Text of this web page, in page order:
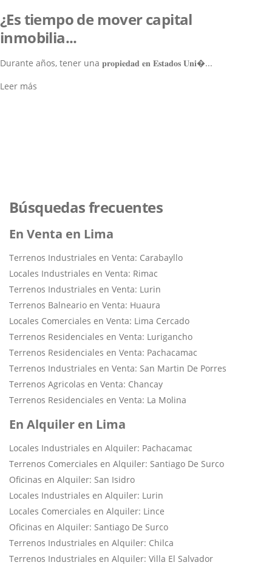
¿Es tiempo de mover capital
inmobilia...
Durante años, tener una 𝐩𝐫𝐨𝐩𝐢𝐞𝐝𝐚𝐝 𝐞𝐧 𝐄𝐬𝐭𝐚𝐝𝐨𝐬 𝐔𝐧𝐢�...
Leer más
Búsquedas frecuentes
En Venta en Lima
Terrenos Industriales en Venta: Carabayllo
Locales Industriales en Venta: Rimac
Terrenos Industriales en Venta: Lurin
Terrenos Balneario en Venta: Huaura
Locales Comerciales en Venta: Lima Cercado
Terrenos Residenciales en Venta: Lurigancho
Terrenos Residenciales en Venta: Pachacamac
Terrenos Industriales en Venta: San Martin De Porres
Terrenos Agricolas en Venta: Chancay
Terrenos Residenciales en Venta: La Molina
En Alquiler en Lima
Locales Industriales en Alquiler: Pachacamac
Terrenos Comerciales en Alquiler: Santiago De Surco
Oficinas en Alquiler: San Isidro
Locales Industriales en Alquiler: Lurin
Locales Comerciales en Alquiler: Lince
Oficinas en Alquiler: Santiago De Surco
Terrenos Industriales en Alquiler: Chilca
Terrenos Industriales en Alquiler: Villa El Salvador